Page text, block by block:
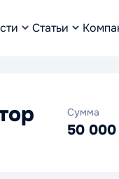
Статьи
Сумма
50